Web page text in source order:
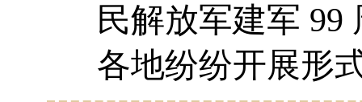
民解放军建军 99
各地纷纷开展形